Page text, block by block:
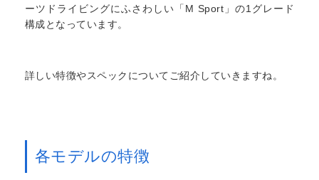
ーツドライビングにふさわしい「M Sport」の1グレード
構成となっています。
詳しい特徴やスペックについてご紹介していきますね。
各モデルの特徴